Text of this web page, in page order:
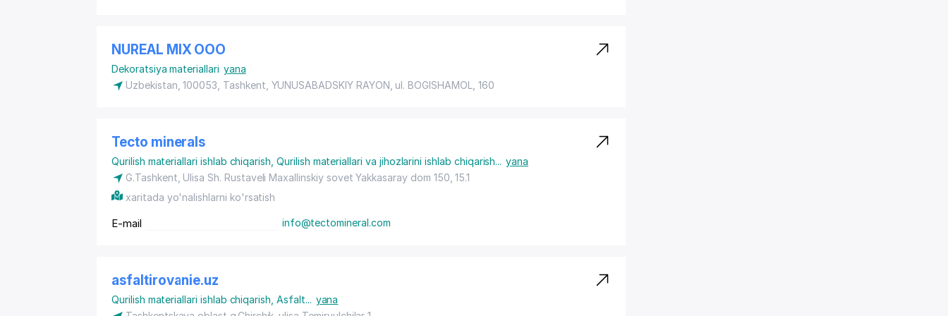
NUREAL MIX ООО
Dekoratsiya materiallari yana
Uzbekistan, 100053, Tashkent, YUNUSABADSKIY RAYON , ul. BOGISHAMOL, 160
Tecto minerals
Qurilish materiallari ishlab chiqarish ,Qurilish materiallari va jihozlarini ishlab chiqarish... yana
G.Tashkent, Ulisa Sh. Rustaveli Maxallinskiy sovet Yakkasaray dom 150, 15.1
xaritada yo'nalishlarni ko'rsatish
E-mail info@tectomineral.com
asfaltirovanie.uz
Qurilish materiallari ishlab chiqarish ,Asfalt... yana